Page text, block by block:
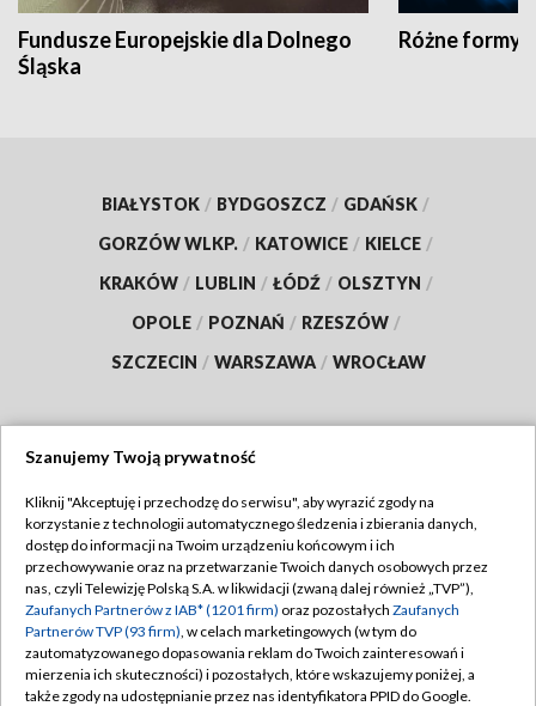
Fundusze Europejskie dla Dolnego
Śląska
Różne formy
BIAŁYSTOK / BYDGOSZCZ / GDAŃSK /
GORZÓW WLKP. / KATOWICE / KIELCE /
KRAKÓW / LUBLIN / ŁÓDŹ / OLSZTYN /
OPOLE / POZNAŃ / RZESZÓW /
SZCZECIN / WARSZAWA / WROCŁAW
TVP
Abonament TVP
Emisja w TVP
Centrum informacji TVP
Naziemna Telewizja Cyfrowa
Regulamin TVP
Polityka prywatności
Moje zgody
Pomoc
Szanujemy Twoją prywatność
Kliknij "Akceptuję i przechodzę do serwisu", aby wyrazić zgody na
korzystanie z technologii automatycznego śledzenia i zbierania danych,
dostęp do informacji na Twoim urządzeniu końcowym i ich
przechowywanie oraz na przetwarzanie Twoich danych osobowych przez
nas, czyli Telewizję Polską S.A. w likwidacji (zwaną dalej również „TVP”),
Zaufanych Partnerów z IAB* (1201 firm) oraz pozostałych Zaufanych
Partnerów TVP (93 firm), w celach marketingowych (w tym do
zautomatyzowanego dopasowania reklam do Twoich zainteresowań i
mierzenia ich skuteczności) i pozostałych, które wskazujemy poniżej, a
także zgody na udostępnianie przez nas identyfikatora PPID do Google.